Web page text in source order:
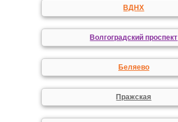
ВДНХ
Волгоградский проспект
Беляево
Пражская